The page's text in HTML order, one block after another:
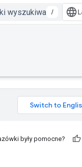
/
były pomocne?